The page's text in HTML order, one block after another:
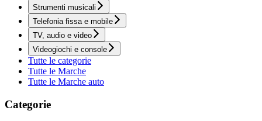
Strumenti musicali
Telefonia fissa e mobile
TV, audio e video
Videogiochi e console
Tutte le categorie
Tutte le Marche
Tutte le Marche auto
Categorie